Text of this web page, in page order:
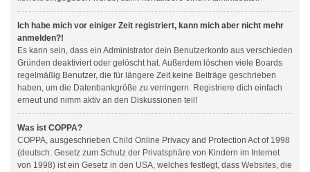
Ich habe mich vor einiger Zeit registriert, kann mich aber nicht mehr
anmelden?!
Es kann sein, dass ein Administrator dein Benutzerkonto aus verschieden
Gründen deaktiviert oder gelöscht hat. Außerdem löschen viele Boards
regelmäßig Benutzer, die für längere Zeit keine Beiträge geschrieben
haben, um die Datenbankgröße zu verringern. Registriere dich einfach
erneut und nimm aktiv an den Diskussionen teil!
Was ist COPPA?
COPPA, ausgeschrieben Child Online Privacy and Protection Act of 1998
(deutsch: Gesetz zum Schutz der Privatsphäre von Kindern im Internet
von 1998) ist ein Gesetz in den USA, welches festlegt, dass Websites, die